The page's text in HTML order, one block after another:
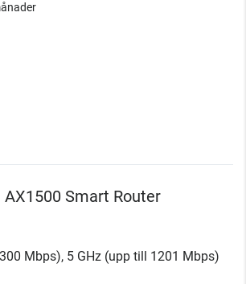
AX1500 Smart Router
Mbps), 5 GHz (upp till 1201 Mbps)